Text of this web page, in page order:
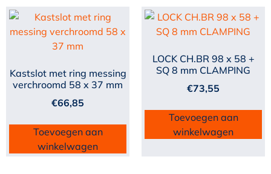
Kastslot met ring messing
verchroomd 58 x 37 mm
€66,85
Toevoegen aan
winkelwagen
LOCK CH.BR 98 x 58 +
SQ 8 mm CLAMPING
€73,55
Toevoegen aan
winkelwagen